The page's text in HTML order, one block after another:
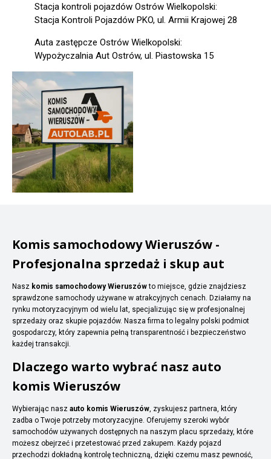
Stacja kontroli pojazdów Ostrów Wielkopolski:
Stacja Kontroli Pojazdów PKO, ul. Armii Krajowej 28
Auta zastępcze Ostrów Wielkopolski:
Wypożyczalnia Aut Ostrów, ul. Piastowska 15
Komis samochodowy Wieruszów -
Profesjonalna sprzedaż i skup aut
Nasz komis samochodowy Wieruszówto miejsce, gdzie znajdziesz
sprawdzone samochody używane w atrakcyjnych cenach. Działamy na
rynku motoryzacyjnym od wielu lat, specjalizując się w profesjonalnej
sprzedaży oraz skupie pojazdów. Nasza firma to legalny polski podmiot
gospodarczy, który zapewnia pełną transparentność i bezpieczeństwo
każdej transakcji.
Dlaczego warto wybrać nasz auto
komis Wieruszów
Wybierając nasz auto komis Wieruszów, zyskujesz partnera, który
zadba o Twoje potrzeby motoryzacyjne. Oferujemy szeroki wybór
samochodów używanych dostępnych na naszym placu sprzedaży, które
możesz obejrzeć i przetestować przed zakupem. Każdy pojazd
przechodzi dokładną kontrolę techniczną, dzięki czemu masz pewność,